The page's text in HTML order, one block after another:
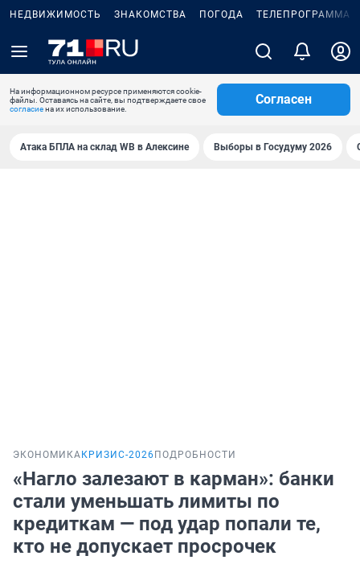
НЕДВИЖИМОСТЬ ЗНАКОМСТВА ПОГОДА ТЕЛЕПРОГРАММА
На информационном ресурсе применяются cookie-
файлы. Оставаясь на сайте, вы подтверждаете свое
согласиена их использование.
Согласен
Атака БПЛА на склад WB в Алексине Выборы в Госудуму 2026
ЭКОНОМИКА КРИЗИС-2026 ПОДРОБНОСТИ
«Нагло залезают в карман»: банки
стали уменьшать лимиты по
кредиткам — под удар попали те,
кто не допускает просрочек